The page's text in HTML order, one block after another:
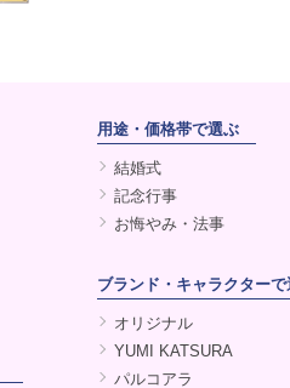
用途・価格帯で選ぶ
結婚式
記念行事
お悔やみ・法事
ブランド・キャラクターで
オリジナル
YUMI KATSURA
パルコアラ